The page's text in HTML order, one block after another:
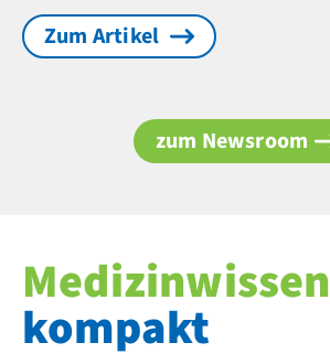
Zum Artikel
zum Newsroom
Medizinwissen
kompakt